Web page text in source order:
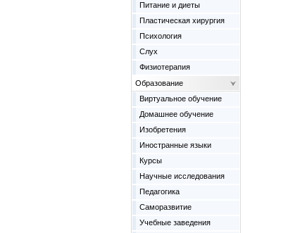
Питание и диеты
Пластическая хирургия
Психология
Слух
Физиотерапия
Образование
Виртуальное обучение
Домашнее обучение
Изобретения
Иностранные языки
Курсы
Научные исследования
Педагогика
Саморазвитие
Учебные заведения